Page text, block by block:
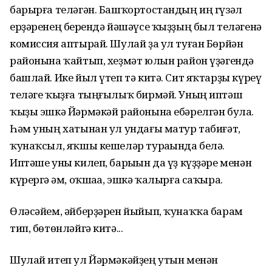
барырға теләгән. Башҡортостандың иң гүзәл
ерҙәренең берһендә йәшәүсе ҡыҙҙың был теләгенә
комиссия аптырай. Шулай ҙа ул туған Бөрйән
районына ҡайтып, хеҙмәт юлын район үҙәгендә
башлай. Ике йыл үтеп тә китә. Сит яҡтарҙы күреү
теләге ҡыҙға тыңғылыҡ бирмәй. Уның иптәш
ҡыҙы эшкә Йәрмәкәй районына ебәрелгән була.
Һәм уның хатынан ул ундағы матур табиғәт,
ҡунаҡсыл, яҡшы кешеләр тураһында белә.
Иптәше уны килеп, барыһын да үҙ күҙҙәре менән
күрергә һәм, оҡшаһа, эшкә ҡалырға саҡыра.
Өләсәйем, әйберҙәрен йыйып, ҡунаҡҡа барам
тип, бөтөнләйгә китә...
Шулай итеп ул Йәрмәкәйҙең утын менән